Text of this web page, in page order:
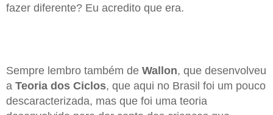
fazer diferente? Eu acredito que era.
Sempre lembro também de Wallon, que desenvolveu
a Teoria dos Ciclos, que aqui no Brasil foi um pouco
descaracterizada, mas que foi uma teoria